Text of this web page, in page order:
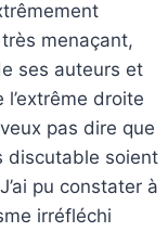
menaçant,
ses auteurs et
droite
pas dire que
discutable soient
pu constater à
irréfléchi